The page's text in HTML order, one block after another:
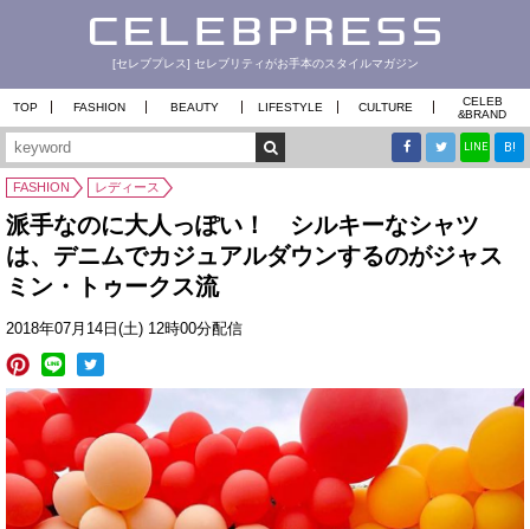
[セレブプレス] セレブリティがお手本のスタイルマガジン
TOP FASHION BEAUTY LIFESTYLE CULTURE
CELEB
&BRAND
LINE B!
FASHION レディース
派手なのに大人っぽい！ シルキーなシャツ
は、デニムでカジュアルダウンするのがジャス
ミン・トゥークス流
2018年07月14日(土) 12時00分配信